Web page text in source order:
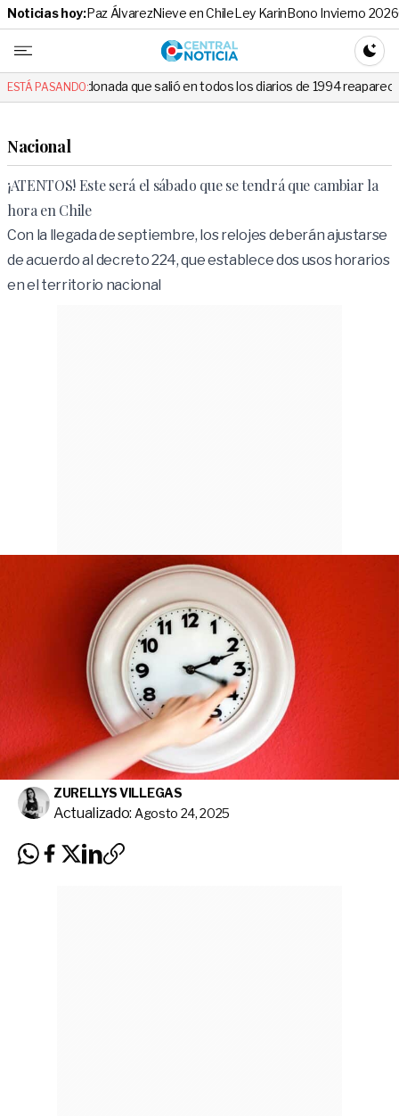
Noticias hoy:Paz ÁlvarezNieve en ChileLey KarinBono Invierno 2026
Central
ESTÁ PASANDO:que salió en todos los diarios de 1994 reapareció e hizo
Nacional
¡ATENTOS! Este será el sábado que se tendrá que cambiar la
hora en Chile
Con la llegada de septiembre, los relojes deberán ajustarse
de acuerdo al decreto 224, que establece dos usos horarios
en el territorio nacional
ZURELLYS VILLEGAS
Actualizado: Agosto 24, 2025